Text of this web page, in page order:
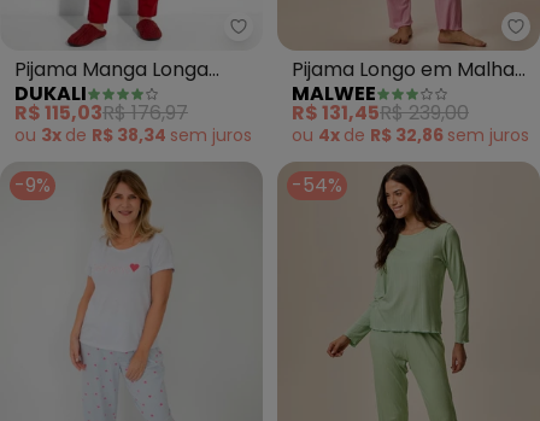
Dukali - Pijama Manga Longa
Pijama Manga Longa
Suede (Vermelho)
DUKALI
R$ 115,03R$ 176,97
ou 3x de R$ 38,34 sem juros
Pijama Longo em Malha
Canelada (Rosa)
MALWEE
R$ 131,45R$ 239,00
ou 4x de R$ 32,86 sem juros
-9% -54%